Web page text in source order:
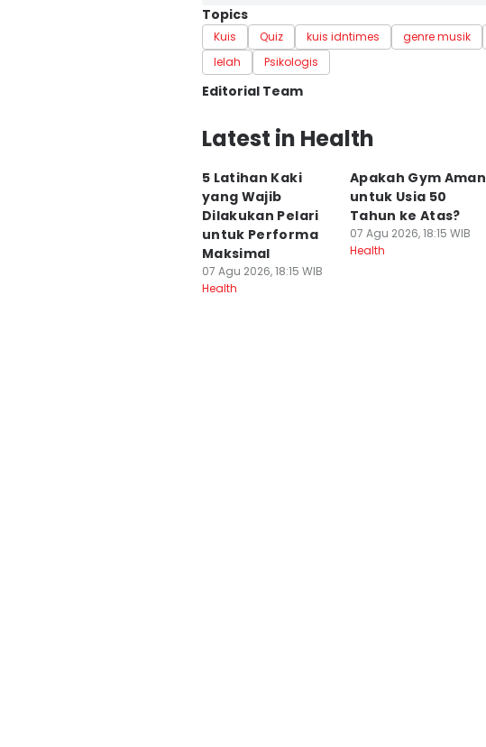
Topics
Kuis Quiz kuis idntimes genre musik
lelah
Psikologis
Editorial Team
Editor
Lea Lyliana
Editor
Nuruliar F
Latest in Health
5 Latihan Kaki
yang Wajib
Dilakukan Pelari
untuk Performa
Maksimal
07 Agu 2026, 18:15 WIB
Health
Apakah Gym Aman
untuk Usia 50
Tahun ke Atas?
07 Agu 2026, 18:15 WIB
Health